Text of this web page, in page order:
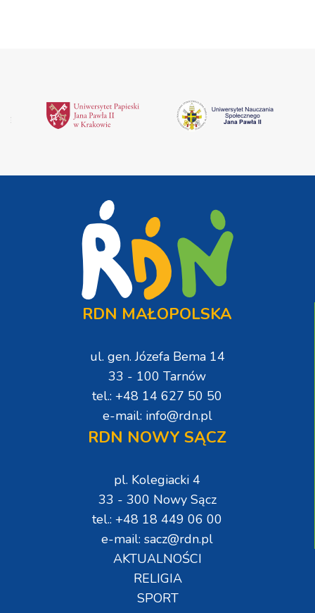
RDN MAŁOPOLSKA
ul. gen. Józefa Bema 14
33 - 100 Tarnów
tel.: +48 14 627 50 50
e-mail: info@rdn.pl
RDN NOWY SĄCZ
pl. Kolegiacki 4
33 - 300 Nowy Sącz
tel.: +48 18 449 06 00
e-mail: sacz@rdn.pl
AKTUALNOŚCI
RELIGIA
SPORT